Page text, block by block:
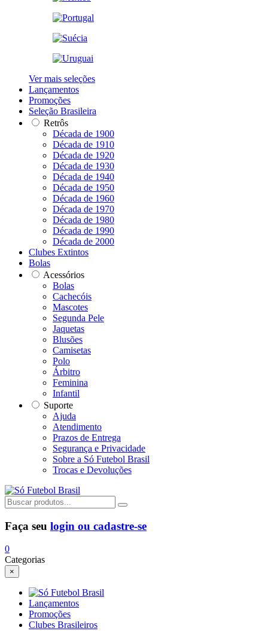
Ver mais seleções
Lançamentos
Promoções
Seleção Brasileira
Retrôs
Década de 1900
Década de 1910
Década de 1920
Década de 1930
Década de 1940
Década de 1950
Década de 1960
Década de 1970
Década de 1980
Década de 1990
Década de 2000
Clubes Extintos
Bolas
Acessórios
Bolas
Cachecóis
Mascotes
Segunda Pele
Jaquetas
Blusões
Camisetas
Polo
Árbitro
Feminina
Infantil
Suporte
Ajuda
Atendimento
Prazos de Entrega
Segurança e Privacidade
Sobre a Só Futebol Brasil
Trocas e Devoluções
Faça seu login ou cadastre-se
0
Categorias
×
Lançamentos
Promoções
Clubes Brasileiros